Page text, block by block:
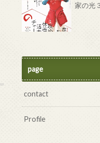
家の光
page
contact
Profile